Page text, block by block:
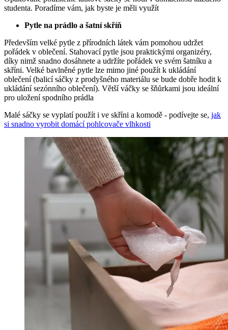
studenta. Poradíme vám, jak byste je měli využít
Pytle na prádlo a šatní skříň
Především velké pytle z přírodních látek vám pomohou udržet
pořádek v oblečení. Stahovací pytle jsou praktickými organizéry,
díky nimž snadno dosáhnete a udržíte pořádek ve svém šatníku a
skříni. Velké bavlněné pytle lze mimo jiné použít k ukládání
oblečení (balicí sáčky z prodyšného materiálu se bude dobře hodit k
ukládání sezónního oblečení). Větší váčky se šňůrkami jsou ideální
pro uložení spodního prádla
Malé sáčky se vyplatí použít i ve skříni a komodě - podívejte se, jak
si snadno vyrobit domácí pohlcovače vlhkosti